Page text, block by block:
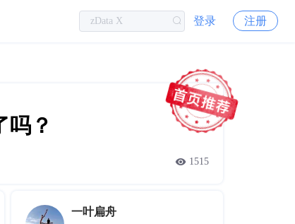
登录 注册
吗？
1515
一叶扁舟